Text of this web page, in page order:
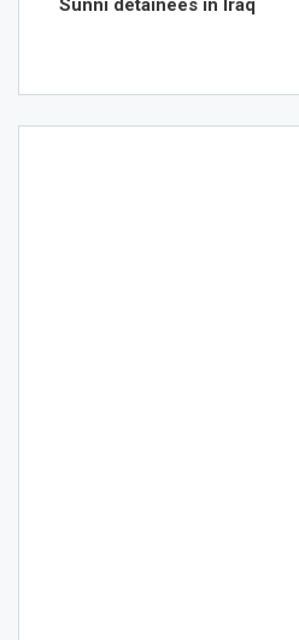
Sunni detainees in Iraq